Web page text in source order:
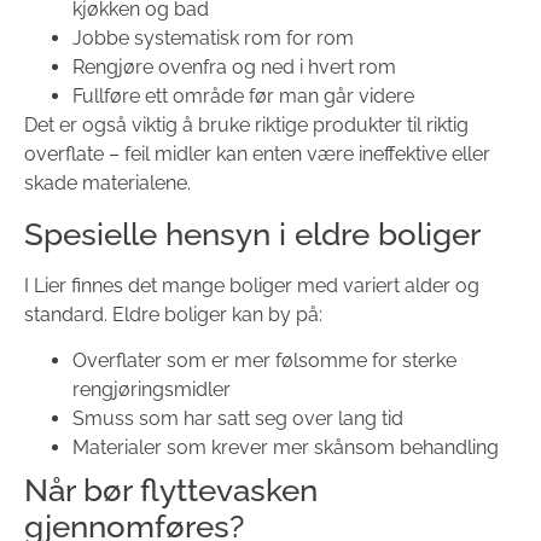
kjøkken og bad
Jobbe systematisk rom for rom
Rengjøre ovenfra og ned i hvert rom
Fullføre ett område før man går videre
Det er også viktig å bruke riktige produkter til riktig
overflate – feil midler kan enten være ineffektive eller
skade materialene.
Spesielle hensyn i eldre boliger
I Lier finnes det mange boliger med variert alder og
standard. Eldre boliger kan by på:
Overflater som er mer følsomme for sterke
rengjøringsmidler
Smuss som har satt seg over lang tid
Materialer som krever mer skånsom behandling
Når bør flyttevasken
gjennomføres?